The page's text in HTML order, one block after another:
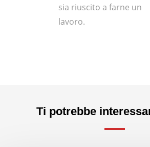
sia riuscito a farne un
lavoro.
Ti potrebbe